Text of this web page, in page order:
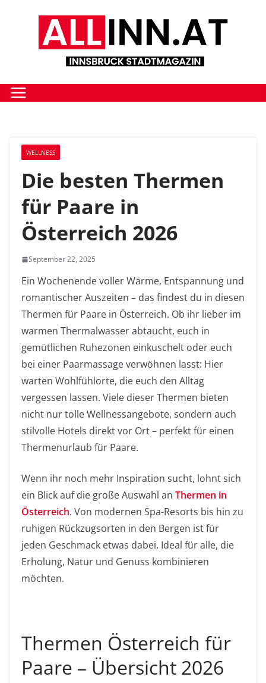
WELLNESS
Die besten Thermen
für Paare in
Österreich 2026
September 22, 2025
Ein Wochenende voller Wärme, Entspannung und
romantischer Auszeiten – das findest du in diesen
Thermen für Paare in Österreich. Ob ihr lieber im
warmen Thermalwasser abtaucht, euch in
gemütlichen Ruhezonen einkuschelt oder euch
bei einer Paarmassage verwöhnen lasst: Hier
warten Wohlfühlorte, die euch den Alltag
vergessen lassen. Viele dieser Thermen bieten
nicht nur tolle Wellnessangebote, sondern auch
stilvolle Hotels direkt vor Ort – perfekt für einen
Thermenurlaub für Paare.
Wenn ihr noch mehr Inspiration sucht, lohnt sich
ein Blick auf die große Auswahl an Thermen in
Österreich. Von modernen Spa-Resorts bis hin zu
ruhigen Rückzugsorten in den Bergen ist für
jeden Geschmack etwas dabei. Ideal für alle, die
Erholung, Natur und Genuss kombinieren
möchten.
Thermen Österreich für
Paare – Übersicht 2026